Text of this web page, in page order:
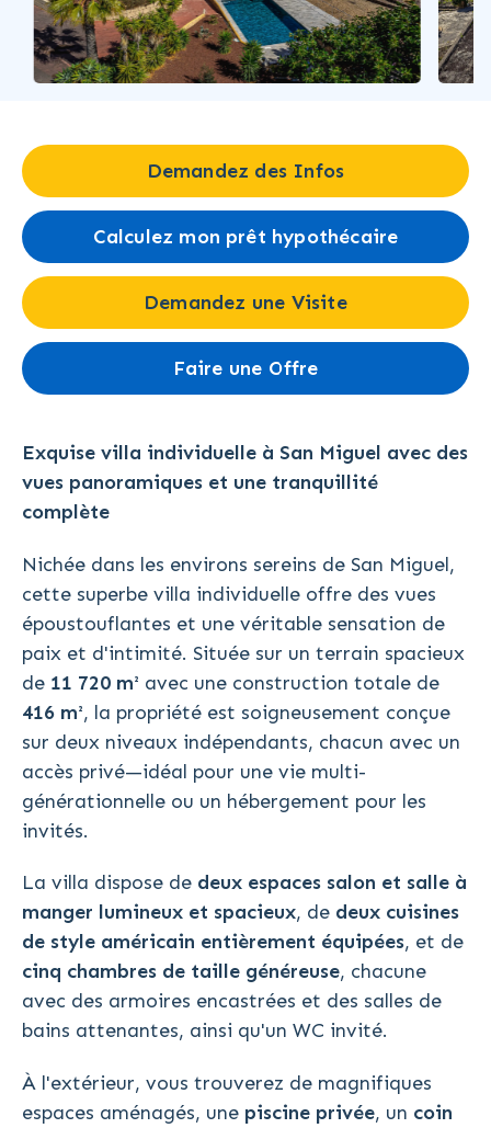
Demandez des Infos
Calculez mon prêt hypothécaire
Demandez une Visite
Faire une Offre
Exquise villa individuelle à San Miguel avec des
vues panoramiques et une tranquillité
complète
Nichée dans les environs sereins de San Miguel,
cette superbe villa individuelle offre des vues
époustouflantes et une véritable sensation de
paix et d'intimité. Située sur un terrain spacieux
de 11 720 m² avec une construction totale de
416 m², la propriété est soigneusement conçue
sur deux niveaux indépendants, chacun avec un
accès privé—idéal pour une vie multi-
générationnelle ou un hébergement pour les
invités.
La villa dispose de deux espaces salon et salle à
manger lumineux et spacieux, de deux cuisines
de style américain entièrement équipées, et de
cinq chambres de taille généreuse, chacune
avec des armoires encastrées et des salles de
bains attenantes, ainsi qu'un WC invité.
À l'extérieur, vous trouverez de magnifiques
espaces aménagés, une piscine privée, un coin